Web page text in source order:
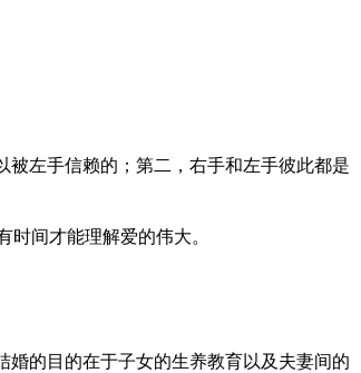
左手信赖的；第二，右手和左手彼此都是
间才能理解爱的伟大。
婚的目的在于子女的生养教育以及夫妻间的